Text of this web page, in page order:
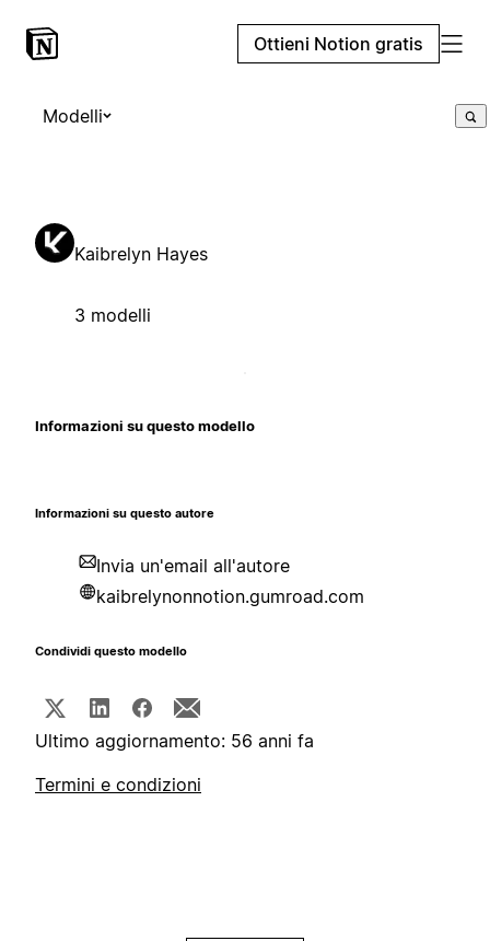
Ottieni Notion gratis
Modelli
Kaibrelyn Hayes
3 modelli
Informazioni su questo modello
Informazioni su questo autore
Invia un'email all'autore
kaibrelynonnotion.gumroad.com
Condividi questo modello
Ultimo aggiornamento: 56 anni fa
Termini e condizioni